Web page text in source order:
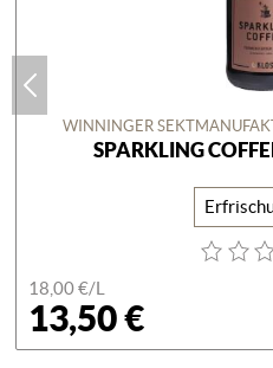
WINNINGER
SPARKLING
18,00 €/L
13,50 €